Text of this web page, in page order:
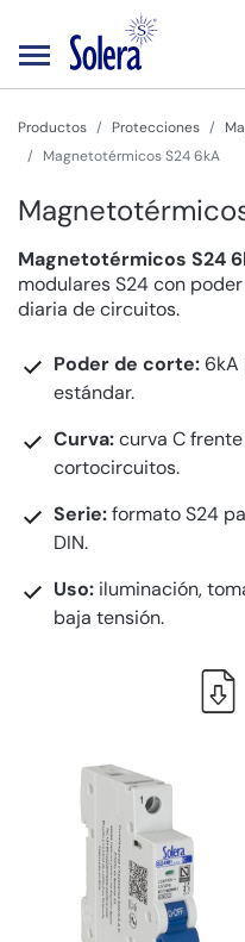
Productos Protecciones
Magnetotérmicos S24 6kA
Magnetotérmicos S24
modulares S24 con
diaria de circuitos.
Poder de corte: 6kA
estándar.
Curva:curva C
cortocircuitos.
Serie:formato S24
DIN.
Uso: iluminación,
baja tensión.